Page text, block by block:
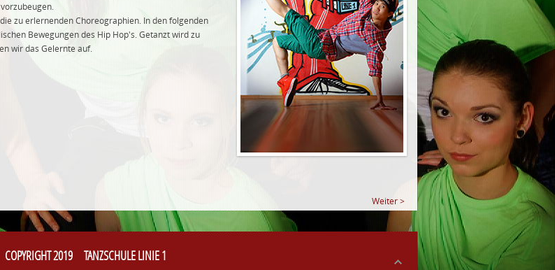
zu erlernenden Choreographien. In den folgenden
Bewegungen des Hip Hop's. Getanzt wird zu
wir das Gelernte auf.
Weiter >
COPYRIGHT 2019 TANZSCHULE LINIE 1